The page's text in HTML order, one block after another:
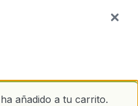
añadido a tu carrito.